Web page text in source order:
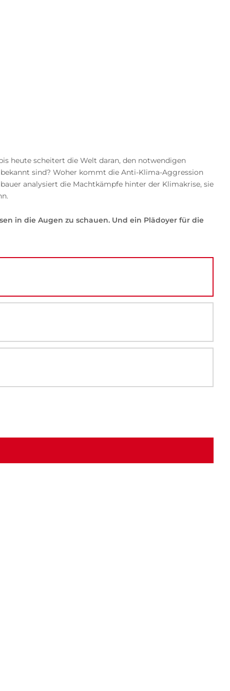
heute scheitert die Welt daran, den notwendigen
sind? Woher kommt die Anti-Klima-Aggression
analysiert die Machtkämpfe hinter der Klimakrise, sie
in die Augen zu schauen. Und ein Plädoyer für die